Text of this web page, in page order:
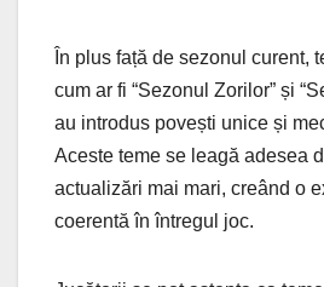
În plus față de sezonul curent,
cum ar fi “Sezonul Zorilor” și
au introdus povești unice și
Aceste teme se leagă adesea
actualizări mai mari, creând o
coerentă în întregul joc.